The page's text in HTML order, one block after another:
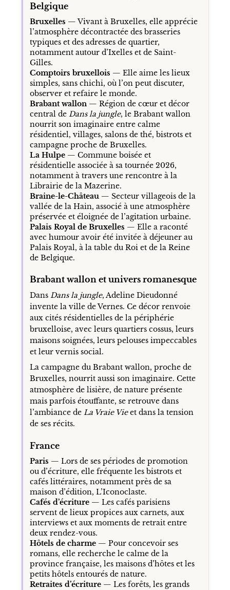
Belgique
Bruxelles — Vivant à Bruxelles, elle apprécie
l’atmosphère décontractée des brasseries
typiques et des adresses de quartier,
notamment autour d’Ixelles et de Saint-
Gilles.
Comptoirs bruxellois — Elle aime les lieux
simples, sans chichi, où l’on peut discuter,
observer et refaire le monde.
Brabant wallon— Région de cœur et décor
central de Dans la jungle, le Brabant wallon
nourrit son imaginaire entre calme
résidentiel, villages, salons de thé, bistrots et
campagne proche de Bruxelles.
La Hulpe— Commune boisée et
résidentielle associée à sa tournée 2026,
notamment à travers une rencontre à la
Librairie de la Mazerine.
Braine-le-Château— Secteur villageois de la
vallée de la Hain, associé à une atmosphère
préservée et éloignée de l’agitation urbaine.
Palais Royal de Bruxelles — Elle a raconté
avec humour avoir été invitée à déjeuner au
Palais Royal, à la table du Roi et de la Reine
de Belgique.
Brabant wallon et univers romanesque
Dans Dans la jungle, Adeline Dieudonné
invente la ville de Vernes. Ce décor renvoie
aux cités résidentielles de la périphérie
bruxelloise, avec leurs quartiers cossus, leurs
maisons soignées, leurs pelouses impeccables
et leur vernis social.
La campagne du Brabant wallon, proche de
Bruxelles, nourrit aussi son imaginaire. Cette
atmosphère de lisière, de nature présente
mais parfois étouffante, se retrouve dans
l’ambiance de La Vraie Vieet dans la tension
de ses récits.
France
Paris — Lors de ses périodes de promotion
ou d’écriture, elle fréquente les bistrots et
cafés littéraires, notamment près de sa
maison d’édition, L’Iconoclaste.
Cafés d’écriture— Les cafés parisiens
servent de lieux propices aux carnets, aux
interviews et aux moments de retrait entre
deux rendez-vous.
Hôtels de charme— Pour concevoir ses
romans, elle recherche le calme de la
province française, les maisons d’hôtes et les
petits hôtels entourés de nature.
Retraites d’écriture— Les forêts, les grands